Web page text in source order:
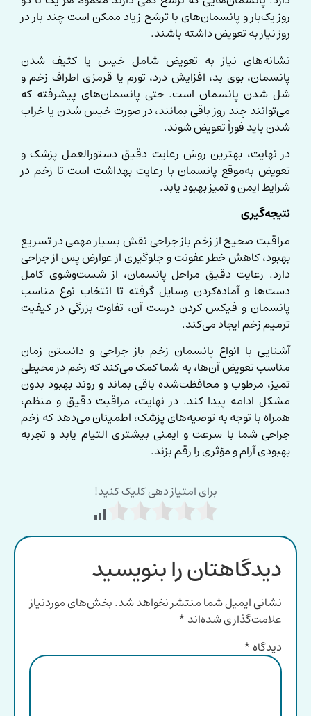
روز یک‌بار و پانسمان‌های با ترشح زیاد ممکن است چند بار در
روز نیاز به تعویض داشته باشند.
نشانه‌های نیاز به تعویض شامل خیس یا کثیف شدن
پانسمان، بوی بد، افزایش درد، تورم یا قرمزی اطراف زخم و
شل شدن پانسمان است. حتی پانسمان‌های پیشرفته که
می‌توانند چند روز باقی بمانند، در صورت خیس شدن یا خراب
شدن باید فوراً تعویض شوند.
در نهایت، بهترین روش رعایت دقیق دستورالعمل پزشک و
تعویض به‌موقع پانسمان با رعایت بهداشت است تا زخم در
شرایط ایمن و تمیز بهبود یابد.
نتیجه‌گیری
مراقبت صحیح از زخم باز جراحی نقش بسیار مهمی در تسریع
بهبود، کاهش خطر عفونت و جلوگیری از عوارض پس از جراحی
دارد. رعایت دقیق مراحل پانسمان، از شست‌وشوی کامل
دست‌ها و آماده‌کردن وسایل گرفته تا انتخاب نوع مناسب
پانسمان و فیکس کردن درست آن، تفاوت بزرگی در کیفیت
ترمیم زخم ایجاد می‌کند.
آشنایی با انواع پانسمان زخم باز جراحی و دانستن زمان
مناسب تعویض آن‌ها، به شما کمک می‌کند که زخم در محیطی
تمیز، مرطوب و محافظت‌شده باقی بماند و روند بهبود بدون
مشکل ادامه پیدا کند. در نهایت، مراقبت دقیق و منظم،
همراه با توجه به توصیه‌های پزشک، اطمینان می‌دهد که زخم
جراحی شما با سرعت و ایمنی بیشتری التیام یابد و تجربه
بهبودی آرام و مؤثری را رقم بزند.
برای امتیاز دهی کلیک کنید!
دیدگاهتان را بنویسید
نشانی ایمیل شما منتشر نخواهد شد.بخش‌های موردنیاز
علامت‌گذاری شده‌اند *
دیدگاه*